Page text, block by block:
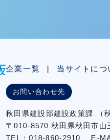
企業一覧 当サイトにつ
お問い合わせ先
秋⽥県建設部建設政策課
（
〒010-8570 秋田県秋田市⼭
TEL：018-860-2910
E-